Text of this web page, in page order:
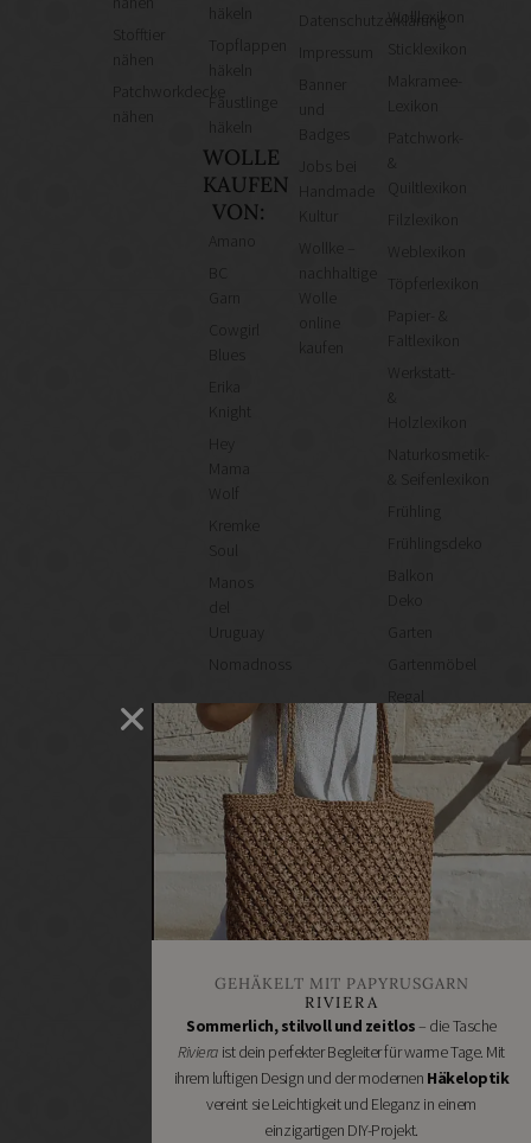
Stofftier
Patchworkdecke
häkeln
Topflappen
häkeln
Fäustlinge
häkeln
WOLLE
KAUFEN
VON:
Cowgirl
Knight
Mama
Wolf
Kremke
Manos
Uruguay
Nomadnoss
Datenschutzerklärung
Kultur
Wollke –
nachhaltige
kaufen
Wolllexikon
Sticklexikon
Makramee-
Lexikon
Patchwork-
&
Quiltlexikon
Filzlexikon
Weblexikon
Töpferlexikon
Papier- &
Faltlexikon
Werkstatt-
&
Holzlexikon
Naturkosmetik-
& Seifenlexikon
Frühling
Frühlingsdeko
Balkon
Deko
Garten
Gartenmöbel
Regal
selber
machen
Heimwerken
Renovieren
DIY
GESCHÄFTE
Bastelbedarf
Stoffgeschäfte
Handgemachtes
Schneidereibedarf
Handarbeitszubehör
DIY
Online
Shops
GEHÄKELT MIT PAPYRUSGARN
RIVIERA
Sommerlich, stilvoll und zeitlos– die Tasche
Rivieraist dein perfekter Begleiter für warme Tage. Mit
ihrem luftigen Design und der modernen Häkeloptik
vereint sie Leichtigkeit und Eleganz in einem
einzigartigen DIY-Projekt.